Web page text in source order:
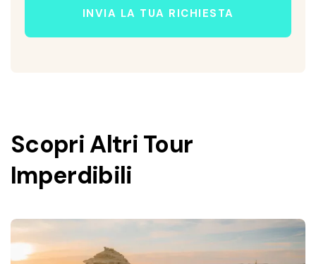
INVIA LA TUA RICHIESTA
Scopri Altri Tour
Imperdibili